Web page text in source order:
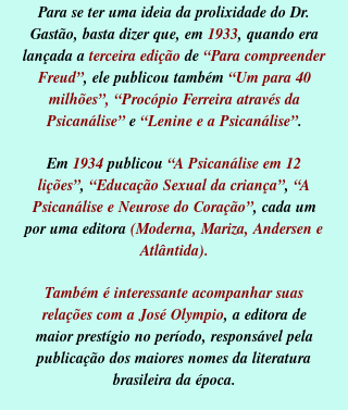
Para se ter uma ideia da prolixidade do Dr.
Gastão, basta dizer que, em 1933, quando era
lançada a terceira ediçãode “Para compreender
Freud”, ele publicou também “Um para 40
milhões”, “Procópio Ferreira através da
Psicanálise”e “Lenine e a Psicanálise”.
Em 1934publicou “A Psicanálise em 12
lições”, “Educação Sexual da criança”, “A
Psicanálise e Neurose do Coração”, cada um
por uma editora (Moderna, Mariza, Andersen e
Atlântida).
Também é interessante acompanhar suas
relações com a José Olympio, a editora de
maior prestígio no período, responsável pela
publicação dos maiores nomes da literatura
brasileira da época.